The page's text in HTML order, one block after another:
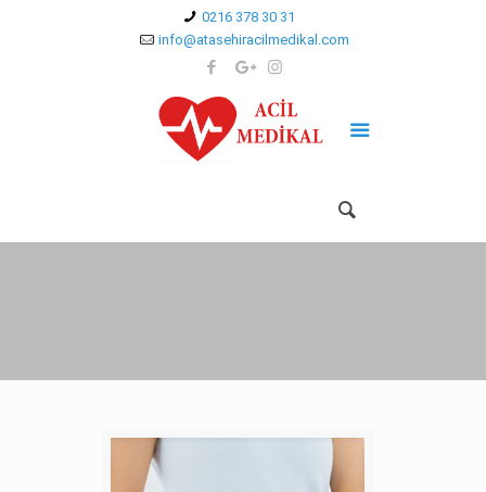
0216 378 30 31
info@atasehiracilmedikal.com